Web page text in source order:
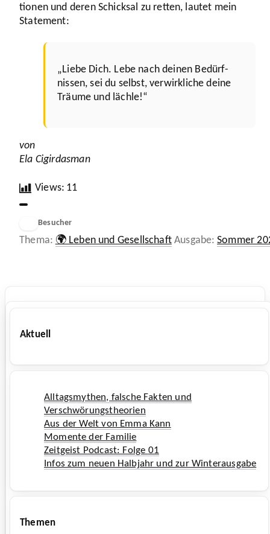
tionen und deren Schicksal zu retten, lautet mein
Statement:
„Liebe Dich. Lebe nach deinen Bedürf­
nissen, sei du selbst, verwirk­liche deine
Träume und lächle!“
von
Ela Cigir­dasman
Views: 11
Besucher
Kategorien
🌍 Leben und Gesellschaft Sommer
Aktuell
Alltagsmythen, falsche Fakten und
Verschwörungstheorien
Aus der Welt von Emma Kann
Momente der Familie
Zeitgeist Podcast: Folge 01
Infos zum neuen Halbjahr und zur Winterausgabe
Themen